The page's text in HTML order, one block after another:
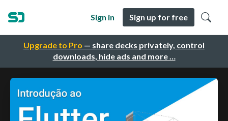
Upgrade to Pro — share decks privately, control
downloads, hide ads and more …
Sign in Sign up for free